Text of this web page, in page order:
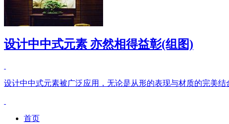
设计中中式元素 亦然相得益彰(组图)
设计中中式元素被广泛应用，无论是从形的表现与材质的完美结
首页